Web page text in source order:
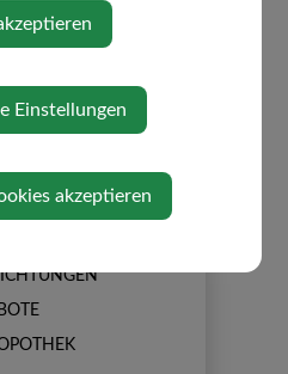
Einstellungen
akzeptieren